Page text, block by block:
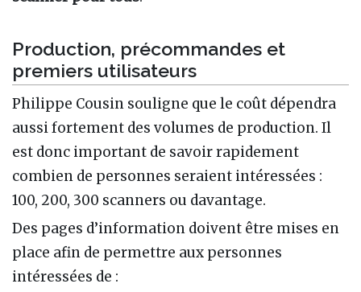
Production, précommandes et
premiers utilisateurs
Philippe Cousin souligne que le coût dépendra
aussi fortement des volumes de production. Il
est donc important de savoir rapidement
combien de personnes seraient intéressées :
100, 200, 300 scanners ou davantage.
Des pages d’information doivent être mises en
place afin de permettre aux personnes
intéressées de :